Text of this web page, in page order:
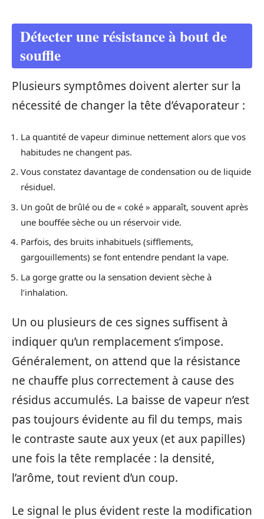
Détecter une résistance à bout de
souffle
Plusieurs symptômes doivent alerter sur la
nécessité de changer la tête d’évaporateur :
La quantité de vapeur diminue nettement alors que vos
habitudes ne changent pas.
Vous constatez davantage de condensation ou de liquide
résiduel.
Un goût de brûlé ou de « coké » apparaît, souvent après
une bouffée sèche ou un réservoir vide.
Parfois, des bruits inhabituels (sifflements,
gargouillements) se font entendre pendant la vape.
La gorge gratte ou la sensation devient sèche à
l’inhalation.
Un ou plusieurs de ces signes suffisent à
indiquer qu’un remplacement s’impose.
Généralement, on attend que la résistance
ne chauffe plus correctement à cause des
résidus accumulés. La baisse de vapeur n’est
pas toujours évidente au fil du temps, mais
le contraste saute aux yeux (et aux papilles)
une fois la tête remplacée : la densité,
l’arôme, tout revient d’un coup.
Le signal le plus évident reste la modification